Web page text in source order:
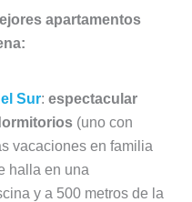
apartamentos
Sur: espectacular
(uno con
vacaciones en familia
halla en una
y a 500 metros de la